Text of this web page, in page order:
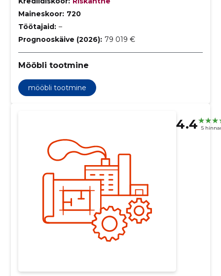
Maineskoor: 720
Töötajaid: –
Prognooskäive (2026): 79 019 €
Mööbli tootmine
mööbli tootmine
4.4 5